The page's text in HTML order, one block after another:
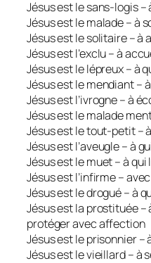
Jésus est le sans-logis –
Jésus est le malade – à
Jésus est le solitaire – à
Jésus est l’exclu – à
Jésus est le lépreux – à
Jésus est le mendiant –
Jésus est l’ivrogne – à
Jésus est le malade
Jésus est le tout-petit –
Jésus est l’aveugle – à
Jésus est le muet – à qui
Jésus est l’infirme –
Jésus est le drogué – à
Jésus est la prostituée –
protéger avec affection
Jésus est le prisonnier –
Jésus est le vieillard – à